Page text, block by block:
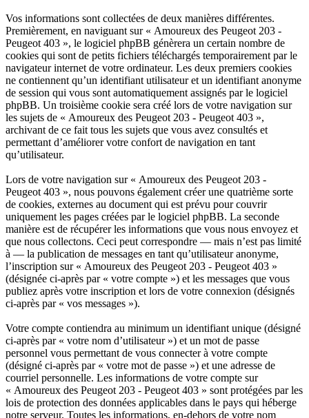
Vos informations sont collectées de deux manières différentes.
Premièrement, en naviguant sur « Amoureux des Peugeot 203 -
Peugeot 403 », le logiciel phpBB génèrera un certain nombre de
cookies qui sont de petits fichiers téléchargés temporairement par le
navigateur internet de votre ordinateur. Les deux premiers cookies
ne contiennent qu’un identifiant utilisateur et un identifiant anonyme
de session qui vous sont automatiquement assignés par le logiciel
phpBB. Un troisième cookie sera créé lors de votre navigation sur
les sujets de « Amoureux des Peugeot 203 - Peugeot 403 »,
archivant de ce fait tous les sujets que vous avez consultés et
permettant d’améliorer votre confort de navigation en tant
qu’utilisateur.
Lors de votre navigation sur « Amoureux des Peugeot 203 -
Peugeot 403 », nous pouvons également créer une quatrième sorte
de cookies, externes au document qui est prévu pour couvrir
uniquement les pages créées par le logiciel phpBB. La seconde
manière est de récupérer les informations que vous nous envoyez et
que nous collectons. Ceci peut correspondre — mais n’est pas limité
à — la publication de messages en tant qu’utilisateur anonyme,
l’inscription sur « Amoureux des Peugeot 203 - Peugeot 403 »
(désignée ci-après par « votre compte ») et les messages que vous
publiez après votre inscription et lors de votre connexion (désignés
ci-après par « vos messages »).
Votre compte contiendra au minimum un identifiant unique (désigné
ci-après par « votre nom d’utilisateur ») et un mot de passe
personnel vous permettant de vous connecter à votre compte
(désigné ci-après par « votre mot de passe ») et une adresse de
courriel personnelle. Les informations de votre compte sur
« Amoureux des Peugeot 203 - Peugeot 403 » sont protégées par les
lois de protection des données applicables dans le pays qui héberge
notre serveur. Toutes les informations, en-dehors de votre nom